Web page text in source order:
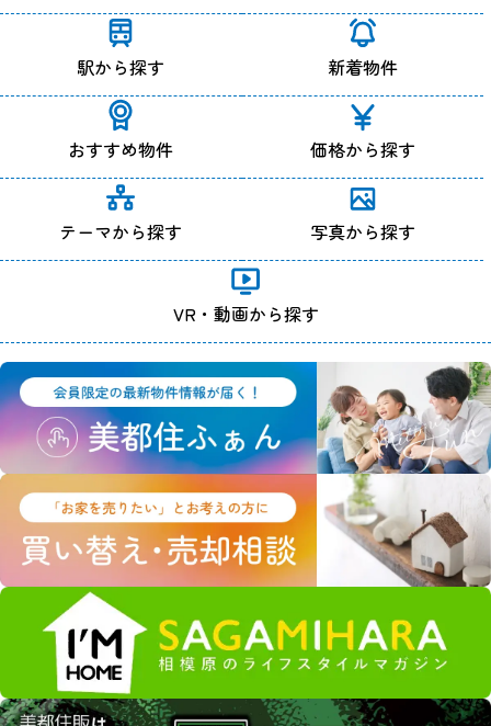
駅から探す 新着物件
おすすめ物件 価格から探す
テーマから探す 写真から探す
VR・動画から探す